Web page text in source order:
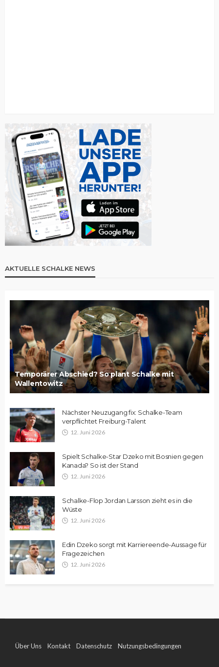
AKTUELLE SCHALKE NEWS
Temporärer Abschied? So plant Schalke mit
Wallentowitz
Nächster Neuzugang fix: Schalke-Team
verpflichtet Freiburg-Talent
12. Juni 2026
Spielt Schalke-Star Dzeko mit Bosnien gegen
Kanada? So ist der Stand
12. Juni 2026
Schalke-Flop Jordan Larsson zieht es in die
Wüste
12. Juni 2026
Edin Dzeko sorgt mit Karriereende-Aussage für
Fragezeichen
12. Juni 2026
Über Uns Kontakt Datenschutz Nutzungsbedingungen